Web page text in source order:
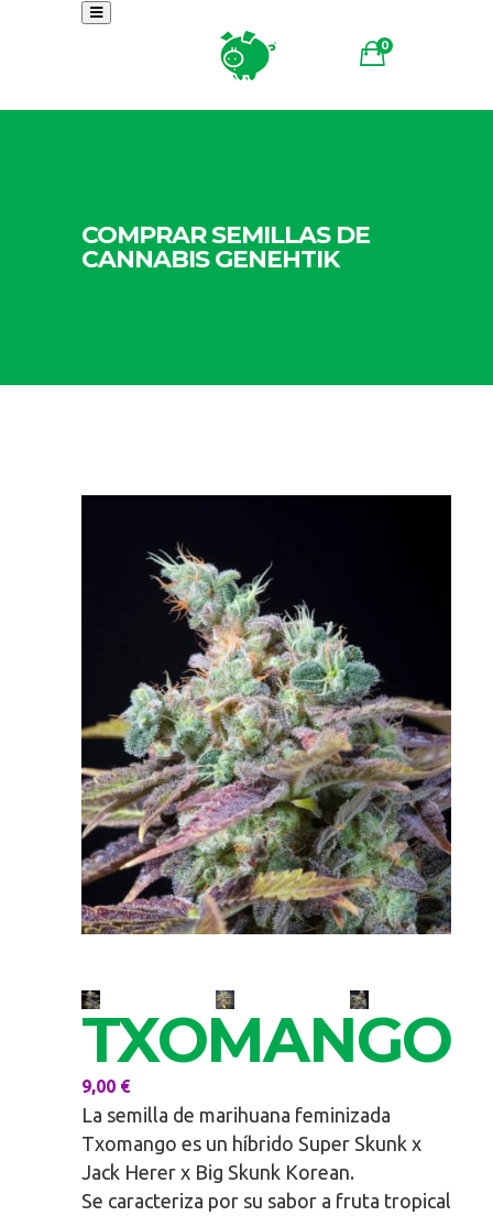
0
COMPRAR SEMILLAS DE
CANNABIS GENEHTIK
TXOMANGO
9,00 €
La semilla de marihuana feminizada
Txomango es un híbrido Super Skunk x
Jack Herer x Big Skunk Korean.
Se caracteriza por su sabor a fruta tropical